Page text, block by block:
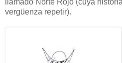
vergüenza repetir).